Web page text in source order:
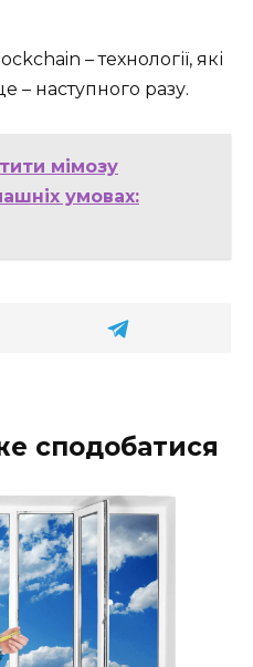
– технології, які
– наступного разу.
мімозу
умовах:
сподобатися